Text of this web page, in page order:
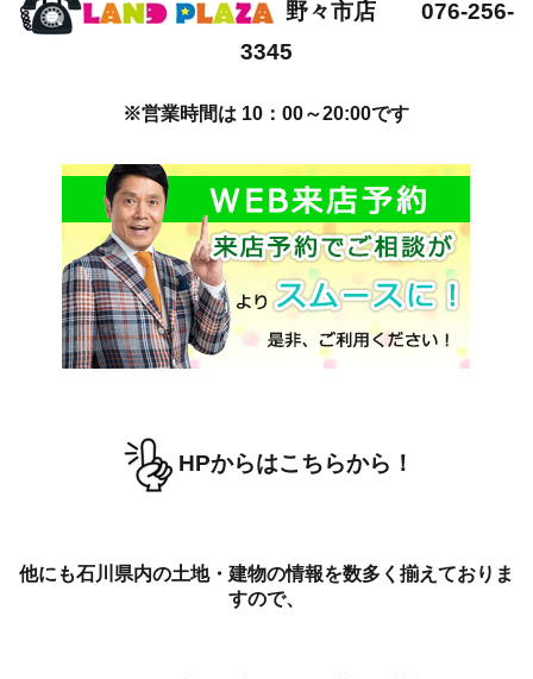
野々市店 076-256-
3345
※営業時間は 10：00～20:00です
HPからはこちらから！
他にも石川県内の土地・建物の情報を数多く揃えておりま
すので、